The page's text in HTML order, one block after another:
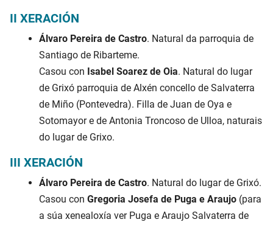
II XERACIÓN
Álvaro Pereira de Castro. Natural da parroquia de
Santiago de Ribarteme.
Casou con Isabel Soarez de Oia. Natural do lugar
de Grixó parroquia de Alxén concello de Salvaterra
de Miño (Pontevedra). Filla de Juan de Oya e
Sotomayor e de Antonia Troncoso de Ulloa, naturais
do lugar de Grixo.
III XERACIÓN
Álvaro Pereira de Castro. Natural do lugar de Grixó.
Casou con Gregoria Josefa de Puga e Araujo (para
a súa xenealoxía ver Puga e Araujo Salvaterra de